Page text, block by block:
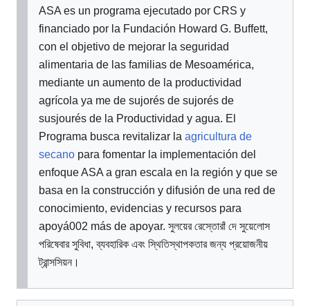
ASA es un programa ejecutado por CRS y
financiado por la Fundación Howard G. Buffett,
con el objetivo de mejorar la seguridad
alimentaria de las familias de Mesoamérica,
mediante un aumento de la productividad
agrícola ya me de sujorés de sujorés de
susjourés de la Productividad y agua. El
Programa busca revitalizar la agricultura de
secano para fomentar la implementación del
enfoque ASA a gran escala en la región y que se
basa en la construcción y difusión de una red de
conocimiento, evidencias y recursos para
apoyá002 más de apoyar. সুলয়ের রেস্তোরাঁ দে সুয়েলোস
পরিষেবার সুবিধা, ব্যবহারিক এবং স্থিতিস্থাপকতার জন্য প্রয়োজনীয়
ট্রান্সসিয়ন।